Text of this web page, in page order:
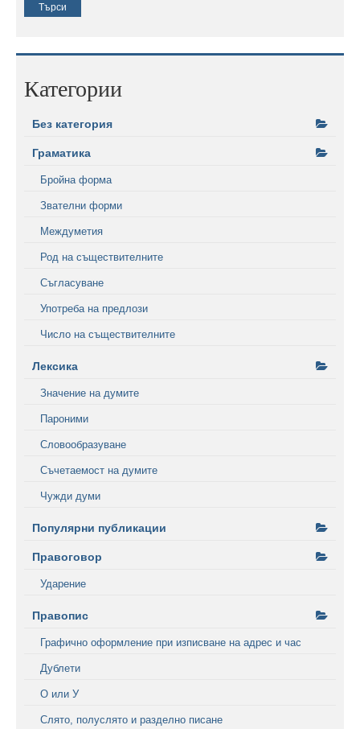
Категории
Без категория
Граматика
Бройна форма
Звателни форми
Междуметия
Род на съществителните
Съгласуване
Употреба на предлози
Число на съществителните
Лексика
Значение на думите
Пароними
Словообразуване
Съчетаемост на думите
Чужди думи
Популярни публикации
Правоговор
Ударение
Правопис
Графично оформление при изписване на адрес и час
Дублети
О или У
Слято, полуслято и разделно писане